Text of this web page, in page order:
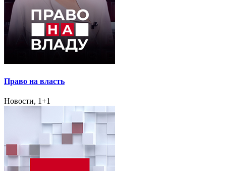
Право на власть
Новости, 1+1